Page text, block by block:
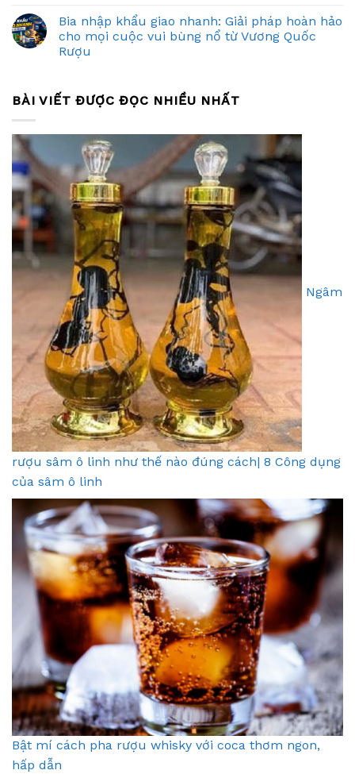
Bia nhập khẩu giao nhanh: Giải pháp hoàn hảo
cho mọi cuộc vui bùng nổ từ Vương Quốc
Rượu
BÀI VIẾT ĐƯỢC ĐỌC NHIỀU NHẤT
Ngâm
rượu sâm ô linh như thế nào đúng cách| 8 Công dụng
của sâm ô linh
Bật mí cách pha rượu whisky với coca thơm ngon,
hấp dẫn